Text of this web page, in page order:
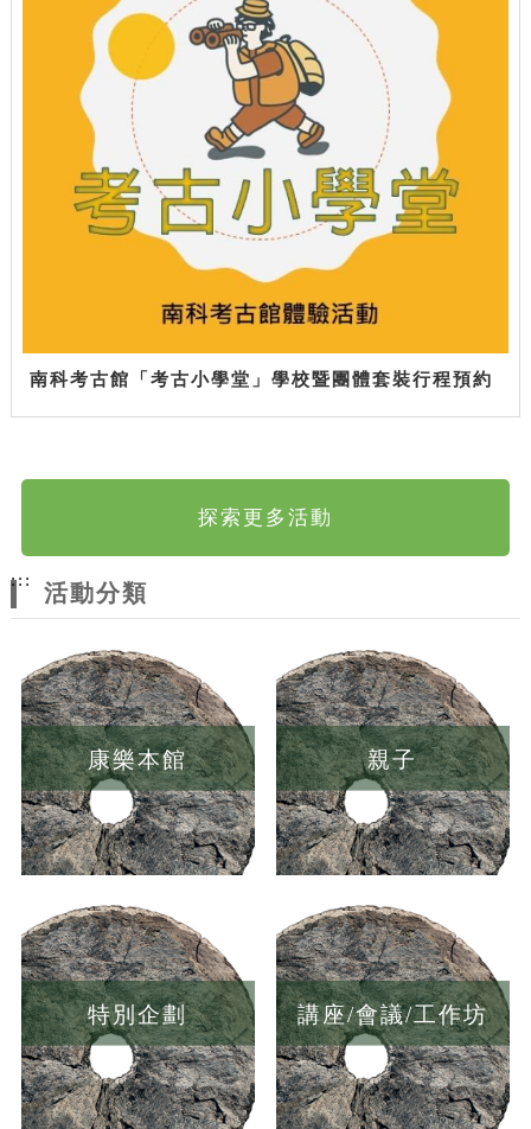
南科考古館「考古小學堂」學校暨團體套裝行程預約
探索更多活動
:::
活動分類
康樂本館 親子
特別企劃 講座/會議/工作坊